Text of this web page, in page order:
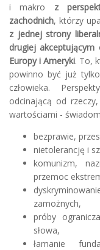
i makro z
zachodnich, którzy
z jednej strony
drugiej akceptującym
Europy i Ameryki. To,
powinno być już
człowieka.
odcinającą od
wartościami -
bezprawie,
nietolerancję i
komunizm,
przemoc
zamożnych,
próby
słowa,
łamanie